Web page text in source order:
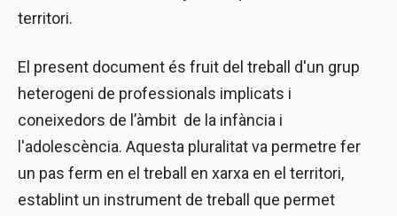
territori.
El present document és fruit del treball d'un grup
heterogeni de professionals implicats i
coneixedors de l’àmbit de la infància i
l'adolescència. Aquesta pluralitat va permetre fer
un pas ferm en el treball en xarxa en el territori,
establint un instrument de treball que permet